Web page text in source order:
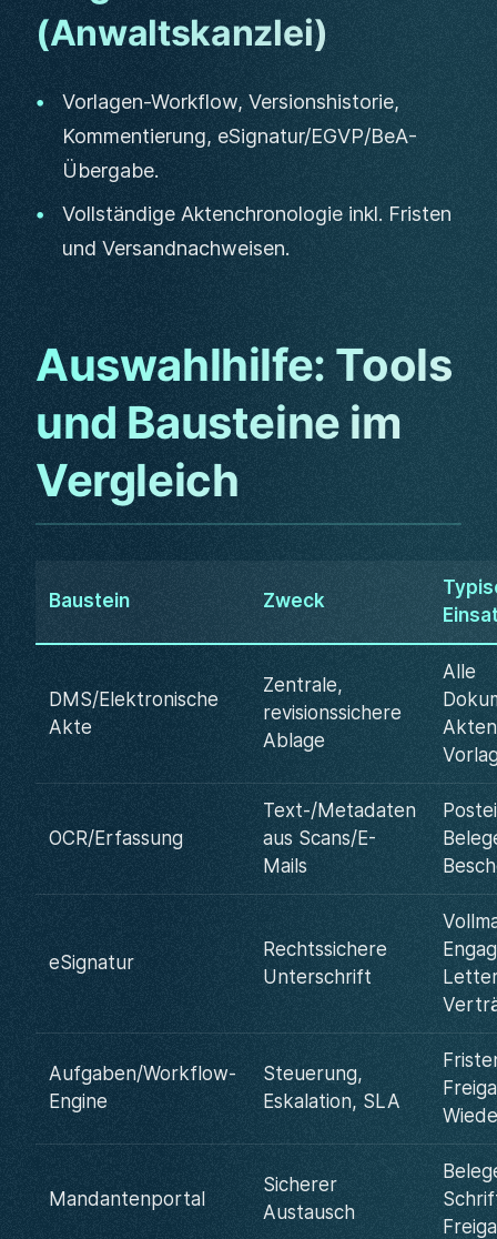
(Anwaltskanzlei)
Vorlagen-Workflow, Versionshistorie,
Kommentierung, eSignatur/EGVP/BeA-
Übergabe.
Vollständige Aktenchronologie inkl. Fristen
und Versandnachweisen.
Auswahlhilfe: Tools
und Bausteine im
Vergleich
Baustein Zweck
DMS/Elektronische
Akte
Zentrale,
revisionssichere
Ablage
Alle
OCR/Erfassung
Text-/Metadaten
aus Scans/E-
Mails
eSignatur
Rechtssichere
Unterschrift
Aufgaben/Workflow-
Engine
Steuerung,
Eskalation, SLA
Mandantenportal
Sicherer
Austausch